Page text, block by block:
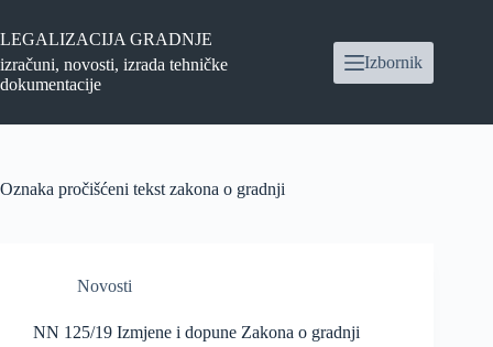
sadržaj
LEGALIZACIJA GRADNJE
izračuni, novosti, izrada tehničke
dokumentacije
Izbornik
Oznaka pročišćeni tekst zakona o gradnji
Novosti
NN 125/19 Izmjene i dopune Zakona o gradnji